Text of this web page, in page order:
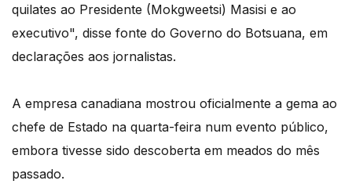
quilates ao Presidente (Mokgweetsi) Masisi e ao
executivo", disse fonte do Governo do Botsuana, em
declarações aos jornalistas.
A empresa canadiana mostrou oficialmente a gema ao
chefe de Estado na quarta-feira num evento público,
embora tivesse sido descoberta em meados do mês
passado.